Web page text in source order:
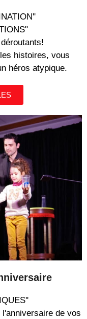
histoires, vous
héros atypique.
de vos